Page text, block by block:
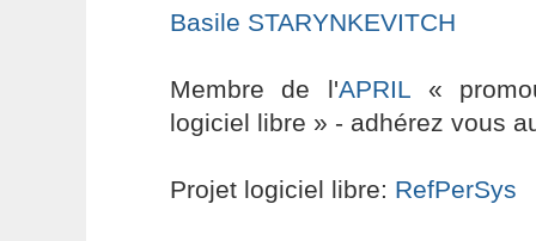
Basile STARYNKEVITCH
Membre de l'APRIL «
logiciel libre » - adhérez vous
Projet logiciel libre: RefPerSys